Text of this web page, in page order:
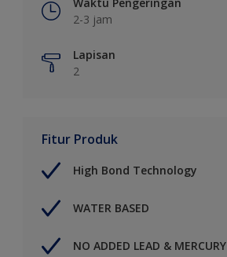
2-3 jam
Lapisan
2
Fitur Produk
High Bond Technology
WATER BASED
NO ADDED LEAD & MERCURY